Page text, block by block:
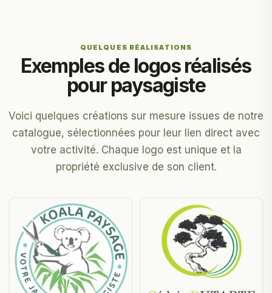
QUELQUES RÉALISATIONS
Exemples de logos réalisés
pour paysagiste
Voici quelques créations sur mesure issues de notre
catalogue, sélectionnées pour leur lien direct avec
votre activité. Chaque logo est unique et la
propriété exclusive de son client.